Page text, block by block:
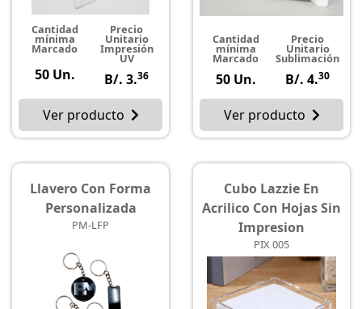
Cantidad
mínima
Marcado
50 Un.
Precio
Unitario
Impresión
UV
B/. 3.36
Ver producto
Cantidad
mínima
Marcado
50 Un.
Precio
Unitario
Sublimación
B/. 4.30
Ver producto
Llavero Con Forma
Personalizada
PM-LFP
Cubo Lazzie En
Acrilico Con Hojas Sin
Impresion
PIX 005